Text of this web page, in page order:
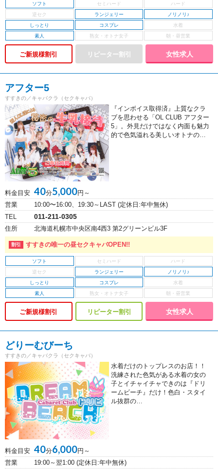
ソフト
ランジェリー
ノリノリ♪
しっとり
コスプレ
素人
ご新規様割引 女性求人
アフター5
すすきの／キャバクラ（セクキャバ）
『インボイス取得済』上質なクラ
ブを思わせる「OL CLUB アフター
5」。外見だけではなく内面も魅力
的で色気溢れる美しいオトナの…
料金目安 40分5,000円～
営業
10:00〜16:00、19:30～LAST (定休日:年中無休)
TEL
011-211-0305
住所 北海道札幌市中央区南4西3 第2グリーンビル3F
すすきの唯一の昼セクキャバOPEN!!
ソフト
ランジェリー
ノリノリ♪
しっとり
コスプレ
素人
ご新規様割引 リピーター割引 女性求人
どりーむびーち
すすきの／キャバクラ（セクキャバ）
水着だけのトップレスのお店！！
洗練された色気がある水着の女の
子とイチャイチャできのは『ドリ
ームビーチ』だけ！色白・スタイ
ル抜群の…
料金目安 40分6,000円～
営業
19:00～翌1:00 (定休日:年中無休)